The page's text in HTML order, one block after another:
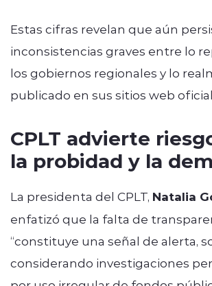
Estas cifras revelan que aún
inconsistencias graves entre lo
los gobiernos regionales y lo
publicado en sus sitios web
CPLT advierte
la probidad y la
La presidenta del CPLT, Natalia
enfatizó que la falta de
“constituye una señal de alerta,
considerando investigaciones